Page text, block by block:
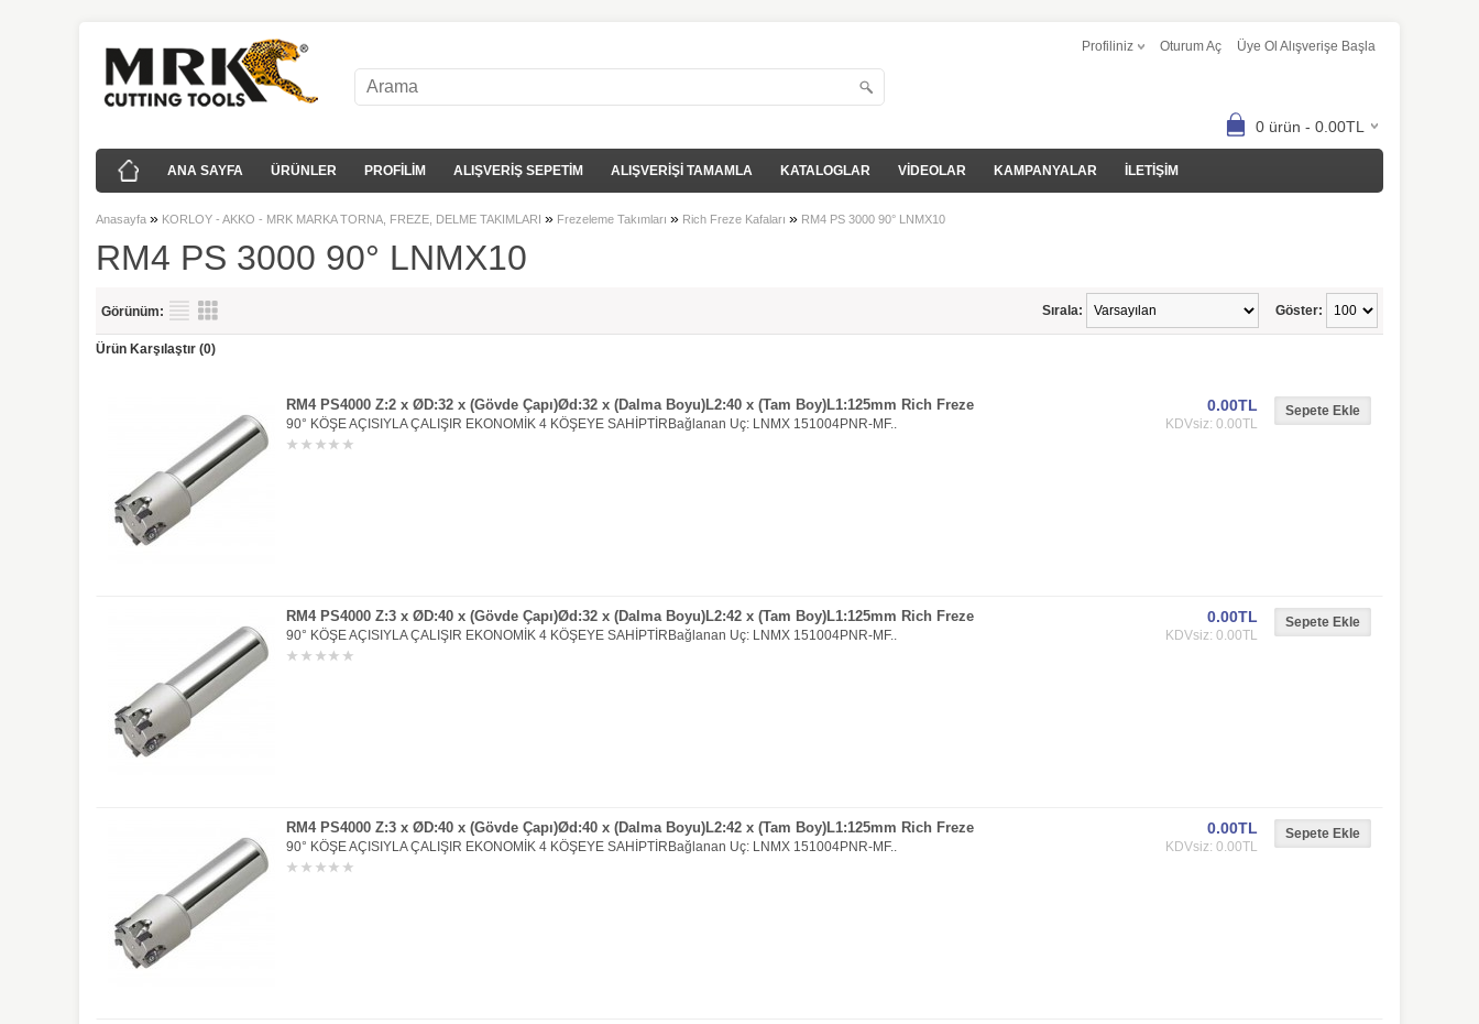
Profiliniz Oturum Aç Üye Ol Alışverişe Başla
0 ürün - 0.00TL
ANA SAYFA ÜRÜNLER PROFİLİM ALIŞVERİŞ SEPETİM ALIŞVERİŞİ TAMAMLA KATALOGLAR VİDEOLAR KAMPANYALAR İLETİŞİM
Anasayfa » KORLOY - AKKO - MRK MARKA TORNA, FREZE, DELME TAKIMLARI » Frezeleme Takımları » Rich Freze Kafaları » RM4 PS 3000 90° LNMX10
RM4 PS 3000 90° LNMX10
Görünüm: Göster:
Sırala:
Ürün Karşılaştır (0)
0.00TL
KDVsiz: 0.00TL
RM4 PS4000 Z:2 x ØD:32 x (Gövde Çapı)Ød:32 x (Dalma Boyu)L2:40 x (Tam Boy)L1:125mm Rich Freze
90° KÖŞE AÇISIYLA ÇALIŞIR EKONOMİK 4 KÖŞEYE SAHİPTİRBağlanan Uç: LNMX 151004PNR-MF..
0.00TL
KDVsiz: 0.00TL
RM4 PS4000 Z:3 x ØD:40 x (Gövde Çapı)Ød:32 x (Dalma Boyu)L2:42 x (Tam Boy)L1:125mm Rich Freze
90° KÖŞE AÇISIYLA ÇALIŞIR EKONOMİK 4 KÖŞEYE SAHİPTİRBağlanan Uç: LNMX 151004PNR-MF..
0.00TL
KDVsiz: 0.00TL
RM4 PS4000 Z:3 x ØD:40 x (Gövde Çapı)Ød:40 x (Dalma Boyu)L2:42 x (Tam Boy)L1:125mm Rich Freze
90° KÖŞE AÇISIYLA ÇALIŞIR EKONOMİK 4 KÖŞEYE SAHİPTİRBağlanan Uç: LNMX 151004PNR-MF..